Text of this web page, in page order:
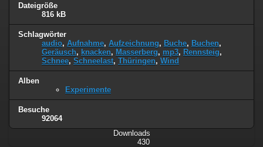
Dateigröße
816 kB
Schlagwörter
audio, Aufnahme, Aufzeichnung, Buche, Buchen,
Geräusch, knacken, Masserberg, mp3, Rennsteig,
Schnee, Schneelast, Thüringen, Wind
Alben
Experimente
Besuche
92064
Downloads
430